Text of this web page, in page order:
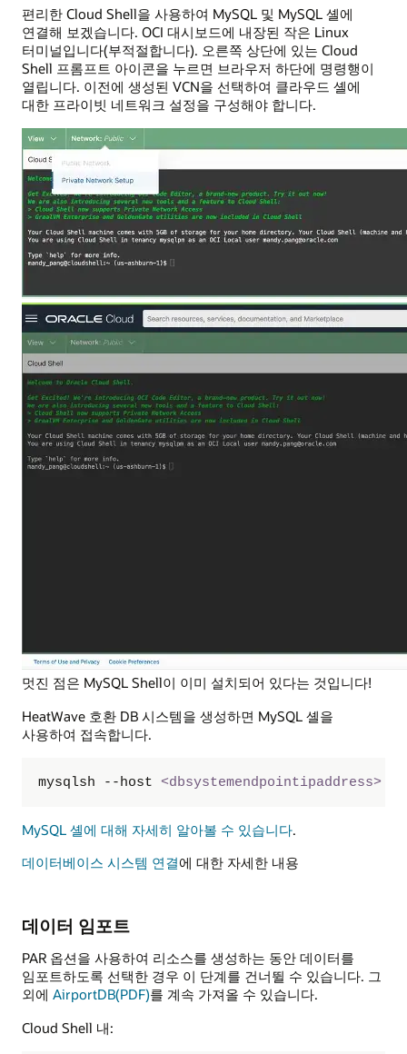
편리한 Cloud Shell을 사용하여 MySQL 및 MySQL 셸에
연결해 보겠습니다. OCI 대시보드에 내장된 작은 Linux
터미널입니다(부적절합니다). 오른쪽 상단에 있는 Cloud
Shell 프롬프트 아이콘을 누르면 브라우저 하단에 명령행이
열립니다. 이전에 생성된 VCN을 선택하여 클라우드 셸에
대한 프라이빗 네트워크 설정을 구성해야 합니다.
멋진 점은 MySQL Shell이 이미 설치되어 있다는 것입니다!
HeatWave 호환 DB 시스템을 생성하면 MySQL 셸을
사용하여 접속합니다.
mysqlsh --host <dbsystemendpointipaddress>
MySQL 셸에 대해 자세히 알아볼 수 있습니다.
데이터베이스 시스템 연결에 대한 자세한 내용
데이터 임포트
PAR 옵션을 사용하여 리소스를 생성하는 동안 데이터를
임포트하도록 선택한 경우 이 단계를 건너뛸 수 있습니다. 그
외에 AirportDB(PDF)를 계속 가져올 수 있습니다.
Cloud Shell 내: